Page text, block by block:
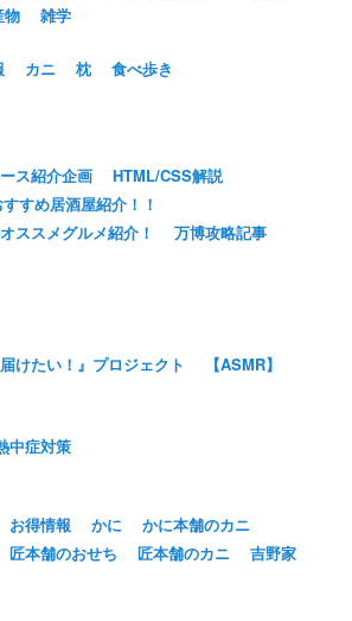
物
雑学
カニ 枕
食べ歩き
ス紹介企画
HTML/CSS解説
すすめ居酒屋紹介！！
ススメグルメ紹介！
万博攻略記事
けたい！』プロジェクト
【ASMR】
中症対策
お得情報 かに
かに本舗のカニ
匠本舗のおせち 匠本舗のカニ
吉野家